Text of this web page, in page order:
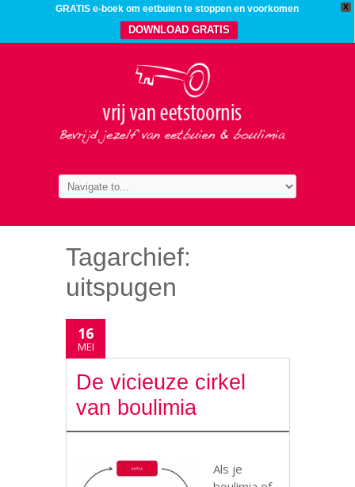
X
GRATIS e-boek om eetbuien te stoppen en voorkomen
DOWNLOAD GRATIS
Tagarchief:
uitspugen
16
MEI
De vicieuze cirkel
van boulimia
Als je